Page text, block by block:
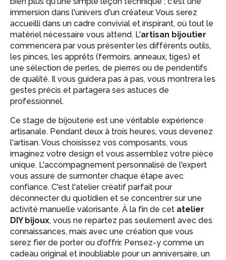
immersion dans l'univers d'un créateur. Vous serez
accueilli dans un cadre convivial et inspirant, où tout le
matériel nécessaire vous attend. L'artisan bijoutier
commencera par vous présenter les différents outils,
les pinces, les apprêts (fermoirs, anneaux, tiges) et
une sélection de perles, de pierres ou de pendentifs
de qualité. Il vous guidera pas à pas, vous montrera les
gestes précis et partagera ses astuces de
professionnel.
Ce stage de bijouterie est une véritable expérience
artisanale. Pendant deux à trois heures, vous devenez
l'artisan. Vous choisissez vos composants, vous
imaginez votre design et vous assemblez votre pièce
unique. L'accompagnement personnalisé de l'expert
vous assure de surmonter chaque étape avec
confiance. C'est l'atelier créatif parfait pour
déconnecter du quotidien et se concentrer sur une
activité manuelle valorisante. À la fin de cet atelier
DIY bijoux, vous ne repartez pas seulement avec des
connaissances, mais avec une création que vous
serez fier de porter ou d'offrir. Pensez-y comme un
cadeau original et inoubliable pour un anniversaire, un